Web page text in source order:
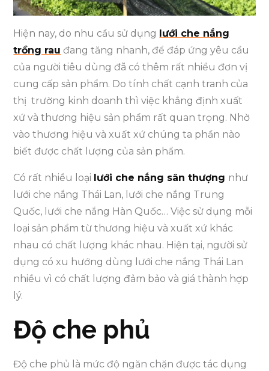
Hiện nay, do nhu cầu sử dụng
lưới che nắng
trồng rau đang tăng nhanh, để đáp ứng yêu cầu
của người tiêu dùng đã có thêm rất nhiều đơn vị
cung cấp sản phẩm. Do tính chất cạnh tranh của
thị trường kinh doanh thì việc khẳng định xuất
xứ và thương hiệu sản phẩm rất quan trọng. Nhờ
vào thương hiệu và xuất xứ chúng ta phần nào
biết được chất lượng của sản phẩm.
Có rất nhiều loại lưới che nắng sân thượng như
lưới che nắng Thái Lan, lưới che nắng Trung
Quốc, lưới che nắng Hàn Quốc… Việc sử dụng mỗi
loại sản phẩm từ thương hiệu và xuất xứ khác
nhau có chất lượng khác nhau. Hiện tại, người sử
dụng có xu hướng dùng lưới che nắng Thái Lan
nhiều vì có chất lượng đảm bảo và giá thành hợp
lý.
Độ che phủ
Độ che phủ là mức độ ngăn chặn được tác dụng